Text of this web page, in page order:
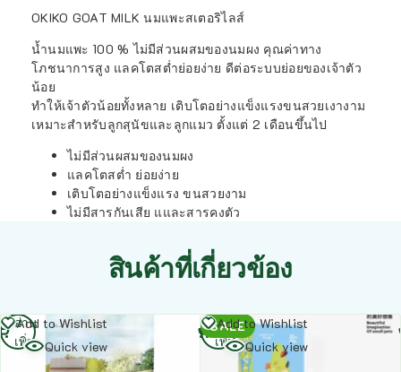
OKIKO GOAT MILK นมแพะสเตอริไลส์
น้ำนมแพะ 100 % ไม่มีส่วนผสมของนมผง คุณค่าทาง
โภชนาการสูง แลคโตสต่ำย่อยง่าย ดีต่อระบบย่อยของเจ้าตัว
น้อย
ทำให้เจ้าตัวน้อยทั้งหลาย เติบโตอย่างแข็งแรงขนสวยเงางาม
เหมาะสำหรับลูกสุนัขและลูกแมว ตั้งแต่ 2 เดือนขึ้นไป
ไม่มีส่วนผสมของนมผง
แลคโตสต่ำ ย่อยง่าย
เติบโตอย่างแข็งแรง ขนสวยงาม
ไม่มีสารกันเสีย แและสารคงตัว
สินค้าที่เกี่ยวข้อง
Add to Wishlist
Quick view
อ่าน
เพิ่ม
SALE
Add to Wishlist
Quick view
อ่าน
เพิ่ม